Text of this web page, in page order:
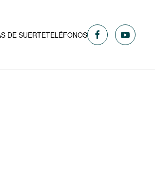
DE SUERTETELÉFONOS